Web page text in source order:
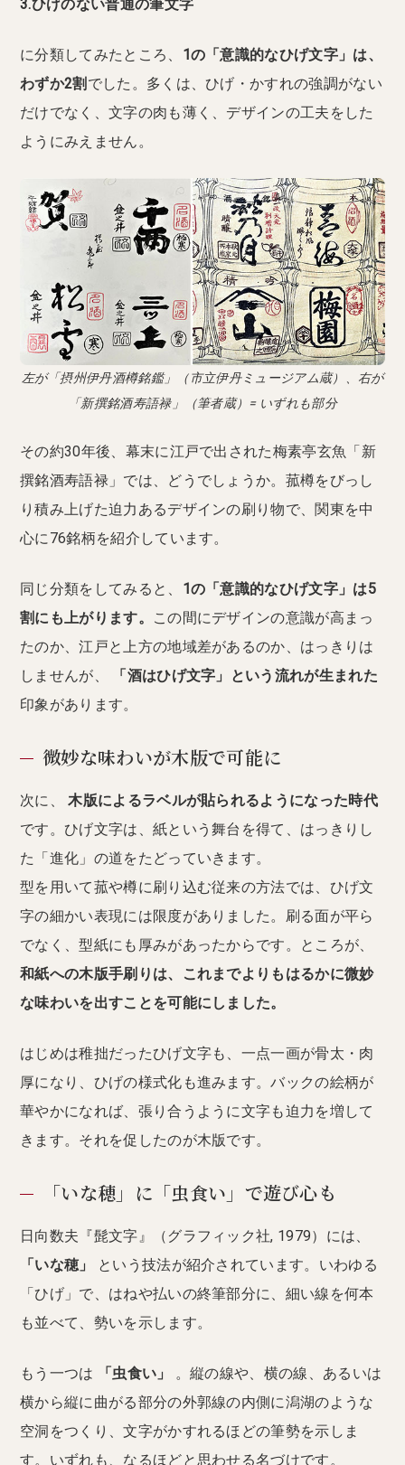
3.ひげのない普通の筆文字
に分類してみたところ、 1の「意識的なひげ文字」は、
わずか2割 でした。多くは、ひげ・かすれの強調がない
だけでなく、文字の肉も薄く、デザインの工夫をした
ようにみえません。
左が「摂州伊丹酒樽銘鑑」（市立伊丹ミュージアム蔵）、右が
「新撰銘酒寿語禄」（筆者蔵）= いずれも部分
その約30年後、幕末に江戸で出された梅素亭玄魚「新
撰銘酒寿語禄」では、どうでしょうか。菰樽をびっし
り積み上げた迫力あるデザインの刷り物で、関東を中
心に76銘柄を紹介しています。
同じ分類をしてみると、 1の「意識的なひげ文字」は5
割にも上がります。
この間にデザインの意識が高まっ
たのか、江戸と上方の地域差があるのか、はっきりは
しませんが、
「酒はひげ文字」という流れが生まれた
印象があります。
微妙な味わいが木版で可能に
次に、木版によるラベルが貼られるようになった時代
です。ひげ文字は、紙という舞台を得て、はっきりし
た「進化」の道をたどっていきます。
型を用いて菰や樽に刷り込む従来の方法では、ひげ文
字の細かい表現には限度がありました。刷る面が平ら
でなく、型紙にも厚みがあったからです。ところが、
和紙への木版手刷りは、これまでよりもはるかに微妙
な味わいを出すことを可能にしました。
はじめは稚拙だったひげ文字も、一点一画が骨太・肉
厚になり、ひげの様式化も進みます。バックの絵柄が
華やかになれば、張り合うように文字も迫力を増して
きます。それを促したのが木版です。
「いな穂」に「虫食い」で遊び心も
日向数夫『髭文字』（グラフィック社, 1979）には、
「いな穂」
という技法が紹介されています。いわゆる
「ひげ」で、はねや払いの終筆部分に、細い線を何本
も並べて、勢いを示します。
もう一つは 「虫食い」
。縦の線や、横の線、あるいは
横から縦に曲がる部分の外郭線の内側に潟湖のような
空洞をつくり、文字がかすれるほどの筆勢を示しま
す。いずれも、なるほどと思わせる名づけです。